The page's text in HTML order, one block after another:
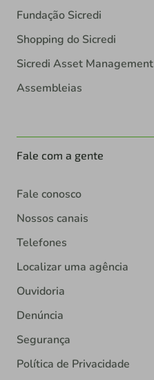
Fundação Sicredi
Shopping do Sicredi
Sicredi Asset Management
Assembleias
Fale com a gente
Fale conosco
Nossos canais
Telefones
Localizar uma agência
Ouvidoria
Denúncia
Segurança
Política de Privacidade